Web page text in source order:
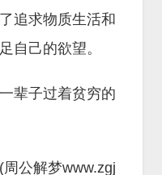
追求物质生活和
自己的欲望。
辈子过着贫穷的
公解梦www.zgj